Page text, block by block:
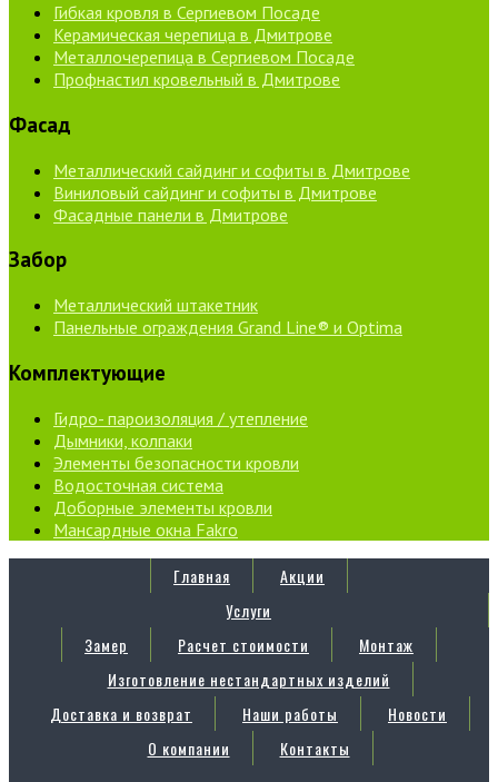
Гибкая кровля в Сергиевом Посаде
Керамическая черепица в Дмитрове
Металлочерепица в Сергиевом Посаде
Профнастил кровельный в Дмитрове
Фасад
Металлический сайдинг и софиты в Дмитрове
Виниловый сайдинг и софиты в Дмитрове
Фасадные панели в Дмитрове
Забор
Металлический штакетник
Панельные ограждения Grand Line® и Optima
Комплектующие
Гидро- пароизоляция / утепление
Дымники, колпаки
Элементы безопасности кровли
Водосточная система
Доборные элементы кровли
Мансардные окна Fakro
Главная
Акции
Услуги
Замер
Расчет стоимости
Монтаж
Изготовление нестандартных изделий
Доставка и возврат
Наши работы
Новости
О компании
Контакты